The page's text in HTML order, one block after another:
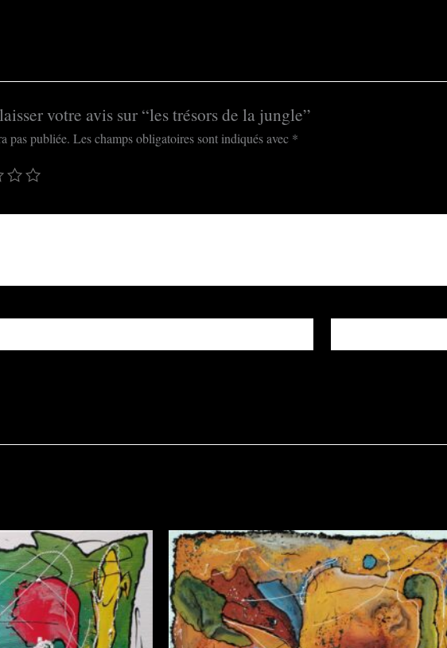
votre avis sur “les trésors de la jungle”
pas publiée. Les champs obligatoires sont indiqués avec *